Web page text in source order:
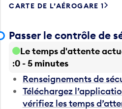
CARTE DE L’AÉROGARE 1
Passer le contrôle de
Le temps d'attente
0 - 5 minutes
Renseignements de
Téléchargez
vérifiez les temps